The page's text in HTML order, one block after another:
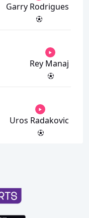
Garry Rodrigues
Rey Manaj
Uros Radakovic